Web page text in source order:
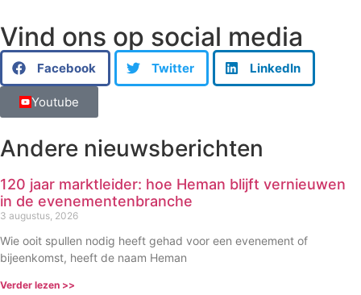
Vind ons op social media
Facebook Twitter LinkedIn
Youtube
Andere nieuwsberichten
120 jaar marktleider: hoe Heman blijft vernieuwen
in de evenementenbranche
3 augustus, 2026
Wie ooit spullen nodig heeft gehad voor een evenement of
bijeenkomst, heeft de naam Heman
Verder lezen >>